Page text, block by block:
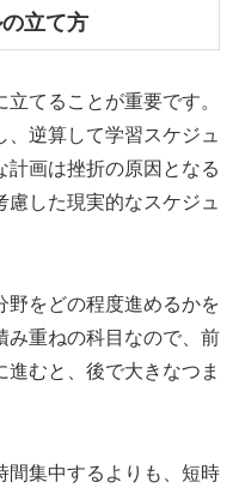
立て方
立てることが重要です。
逆算して学習スケジュ
計画は挫折の原因となる
した現実的なスケジュ
野をどの程度進めるかを
み重ねの科目なので、前
むと、後で大きなつま
間集中するよりも、短時